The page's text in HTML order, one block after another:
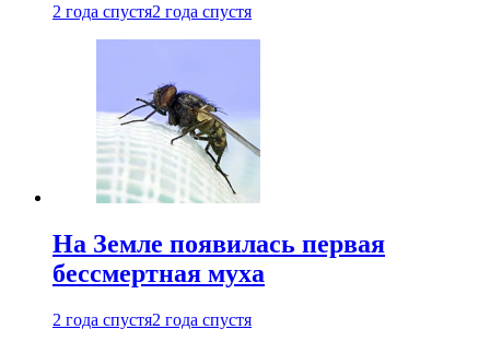
2 года спустя2 года спустя
На Земле появилась первая
бессмертная муха
2 года спустя2 года спустя